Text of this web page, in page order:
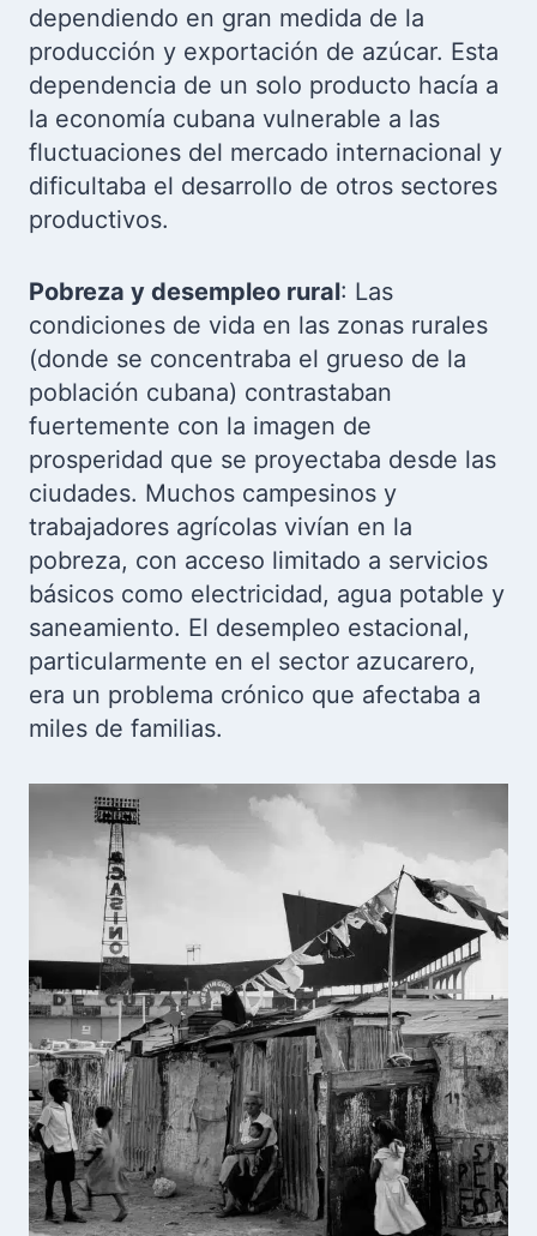
dependiendo en gran medida de la
producción y exportación de azúcar. Esta
dependencia de un solo producto hacía a
la economía cubana vulnerable a las
fluctuaciones del mercado internacional y
dificultaba el desarrollo de otros sectores
productivos.
Pobreza y desempleo rural: Las
condiciones de vida en las zonas rurales
(donde se concentraba el grueso de la
población cubana) contrastaban
fuertemente con la imagen de
prosperidad que se proyectaba desde las
ciudades. Muchos campesinos y
trabajadores agrícolas vivían en la
pobreza, con acceso limitado a servicios
básicos como electricidad, agua potable y
saneamiento. El desempleo estacional,
particularmente en el sector azucarero,
era un problema crónico que afectaba a
miles de familias.